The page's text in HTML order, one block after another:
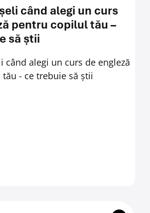
când alegi un curs
pentru copilul tău –
să știi